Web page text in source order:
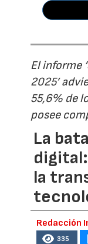
El informe
2025’
55,6% de
posee
La
la
Redacción
335